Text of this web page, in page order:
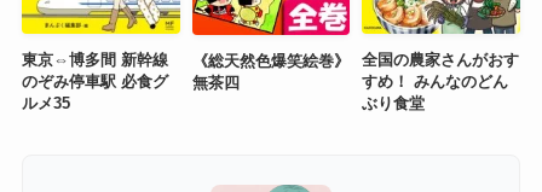
東京⇔博多間 新幹線
のぞみ停車駅 必食グ
ルメ35
《総天然色爆笑絵巻》
無茶四
全国の農家さんがおす
すめ！ みんなのどん
ぶり食堂